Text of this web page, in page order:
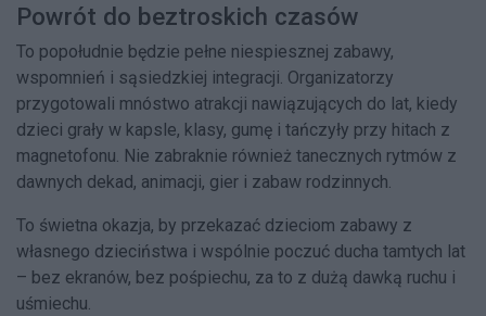
Powrót do beztroskich czasów
To popołudnie będzie pełne niespiesznej zabawy,
wspomnień i sąsiedzkiej integracji. Organizatorzy
przygotowali mnóstwo atrakcji nawiązujących do lat, kiedy
dzieci grały w kapsle, klasy, gumę i tańczyły przy hitach z
magnetofonu. Nie zabraknie również tanecznych rytmów z
dawnych dekad, animacji, gier i zabaw rodzinnych.
To świetna okazja, by przekazać dzieciom zabawy z
własnego dzieciństwa i wspólnie poczuć ducha tamtych lat
– bez ekranów, bez pośpiechu, za to z dużą dawką ruchu i
uśmiechu.